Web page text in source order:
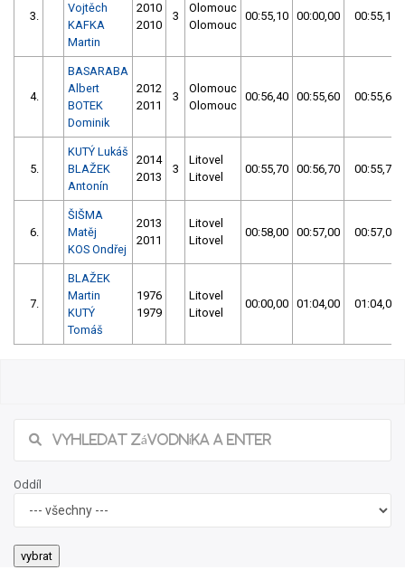
3.
Vojtěch
KAFKA
Martin
2010
2010
3
Olomouc
Olomouc
00:55,10 00:00,00 00:55,10
4.
BASARABA
Albert
BOTEK
Dominik
2012
2011
3
Olomouc
Olomouc
00:56,40 00:55,60 00:55,60
5.
KUTÝ Lukáš
BLAŽEK
Antonín
2014
2013
3
Litovel
Litovel
00:55,70 00:56,70 00:55,70
6.
ŠIŠMA
Matěj
KOS Ondřej
2013
2011
Litovel
Litovel
00:58,00 00:57,00 00:57,00
7.
BLAŽEK
Martin
KUTÝ
Tomáš
1976
1979
Litovel
Litovel
00:00,00 01:04,00 01:04,00
Oddíl